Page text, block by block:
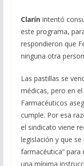
Clarínintentó
este programa,
respondieron que
ninguna otra
Las pastillas se
médicas, pero en
Farmacéuticos
cumple. Por esa
el sindicato viene
legislación y que
farmacéutica” para
una mínima